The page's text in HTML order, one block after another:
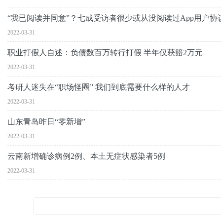
“我已阅读并同意”？七成受访者很少或从没阅读过App用户协
2022-03-31
职业打假人自述：负债数百万转行打假 半年仅获赔2万元
2022-03-31
考研人迷失在“职场怪圈” 我们到底需要什么样的人才
2022-03-31
山东青岛昨日“零新增”
2022-03-31
云南新增确诊病例2例、本土无症状感染者5例
2022-03-31